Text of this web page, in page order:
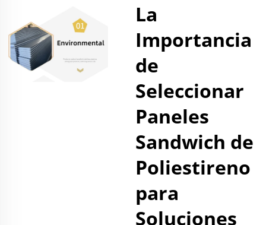
La
Importancia
de
Seleccionar
Paneles
Sandwich de
Poliestireno
para
Soluciones